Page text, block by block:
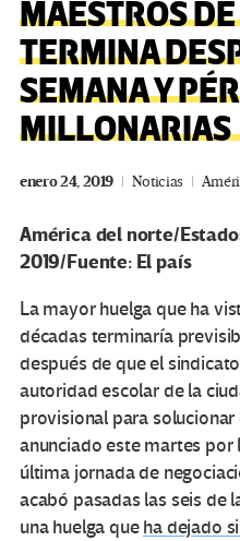
MAESTROS
TERMINA
SEMANA Y
MILLONARIAS
enero 24, 2019 Noticias
América del norte/
2019/Fuente: El país
La mayor huelga que ha
décadas terminaría
después de que el
autoridad escolar de la
provisional para
anunciado este martes por
última jornada de
acabó pasadas las seis de
una huelga queha dejado